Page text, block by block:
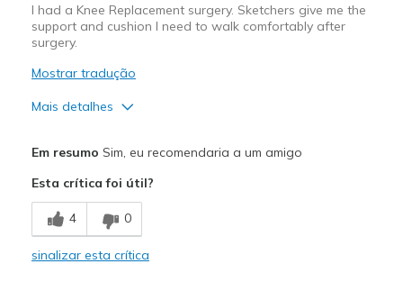
I had a Knee Replacement surgery. Sketchers give me the
support and cushion I need to walk comfortably after
surgery.
Mostrar tradução
Mais detalhes
Breathe Well
Comfortable
Em resumo Sim, eu recomendaria a um amigo
Esta crítica foi útil?
4 0
sinalizar esta crítica